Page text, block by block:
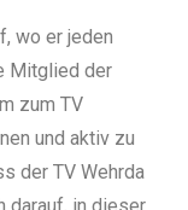
wo er jeden
Mitglied der
zum TV
und aktiv zu
der TV Wehrda